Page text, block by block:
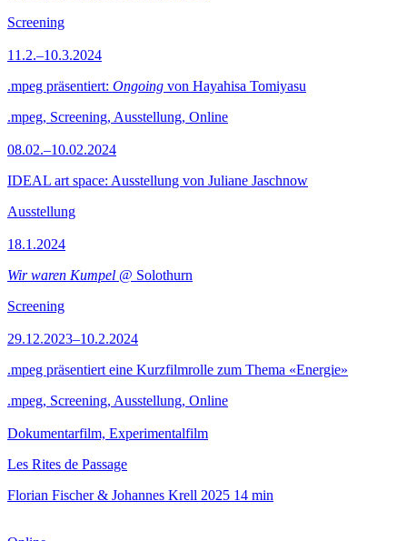
Screening
11.2.–10.3.2024
.mpeg präsentiert: Ongoing von Hayahisa Tomiyasu
.mpeg, Screening, Ausstellung, Online
08.02.–10.02.2024
IDEAL art space: Ausstellung von Juliane Jaschnow
Ausstellung
18.1.2024
Wir waren Kumpel @ Solothurn
Screening
29.12.2023–10.2.2024
.mpeg präsentiert eine Kurzfilmrolle zum Thema «Energie»
.mpeg, Screening, Ausstellung, Online
Dokumentarfilm, Experimentalfilm
Les Rites de Passage
Florian Fischer & Johannes Krell 2025 14 min